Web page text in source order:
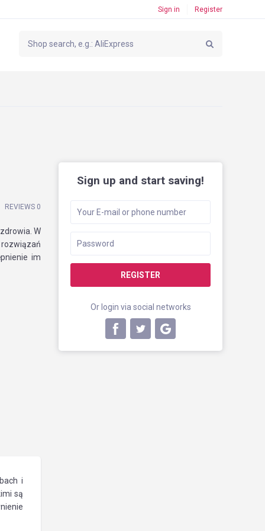
Sign in Register
Sign up and start saving!
REGISTER
Or login via social networks
REVIEWS 0
W
im
i
są